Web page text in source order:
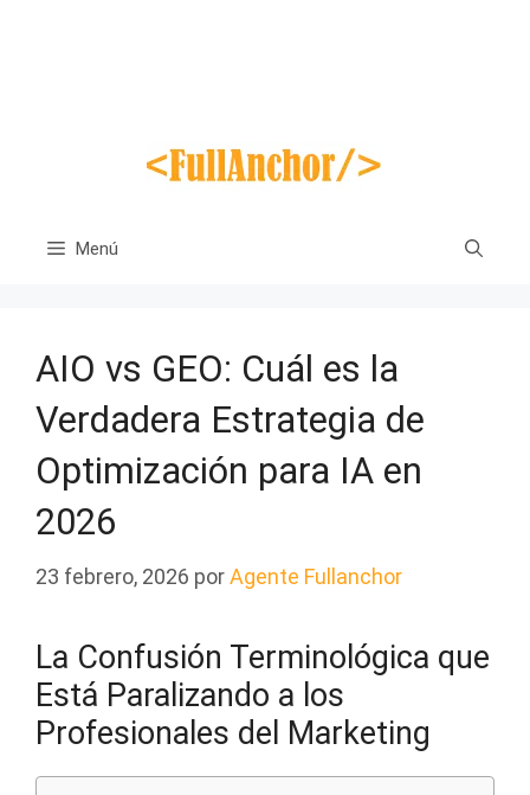
Menú
AIO vs GEO: Cuál es la
Verdadera Estrategia de
Optimización para IA en
2026
23 febrero, 2026 porAgente Fullanchor
La Confusión Terminológica que
Está Paralizando a los
Profesionales del Marketing